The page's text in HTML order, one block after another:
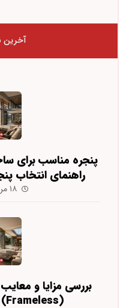
آخرین
پنجره مناسب برای
راهنمای انتخاب
۱۸ مرداد ۱۴۰۵
بررسی مزایا و
(Frameless) | راهنمای کامل